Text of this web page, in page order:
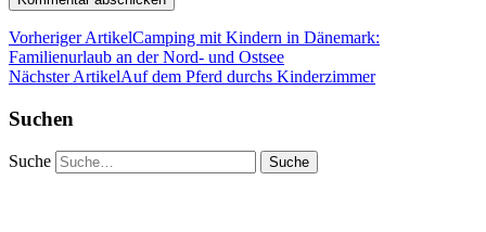
Vorheriger ArtikelCamping mit Kindern in Dänemark:
Familienurlaub an der Nord- und Ostsee
Nächster ArtikelAuf dem Pferd durchs Kinderzimmer
Suchen
Suche